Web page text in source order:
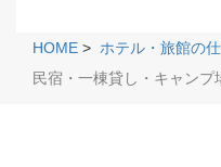
HOME > ホテル・旅館の
民宿・一棟貸し・キャン